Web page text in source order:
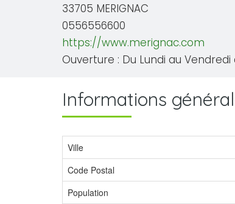
33705 MERIGNAC
0556556600
https://www.merignac.com
Ouverture : Du Lundi au Vendredi
Informations
Ville
Code Postal
Population